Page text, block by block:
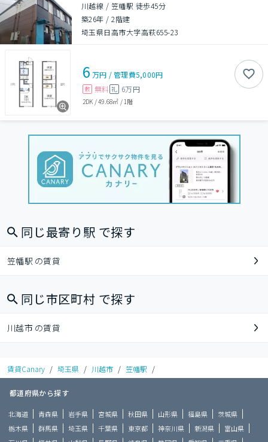
川越線 / 笠幡駅 徒歩45分
築26年 /2階建
埼玉県日高市大字高萩655-23
6 万円 /管理費5,000円
敷 無料 礼 6万円
2DK /49.68㎡ / 1階
同じ最寄り駅 で探す
笠幡駅 の賃貸
同じ市区町村 で探す
川越市 の賃貸
賃貸Canary / 埼玉県 / 川越市 / 笠幡駅 /
都道府県から探す
北海道 青森県 岩手県 宮城県 秋田県 山形県 福島県
茨城県
栃木県
群馬県 埼玉県 千葉県 東京都 神奈川県 新潟県
富山県